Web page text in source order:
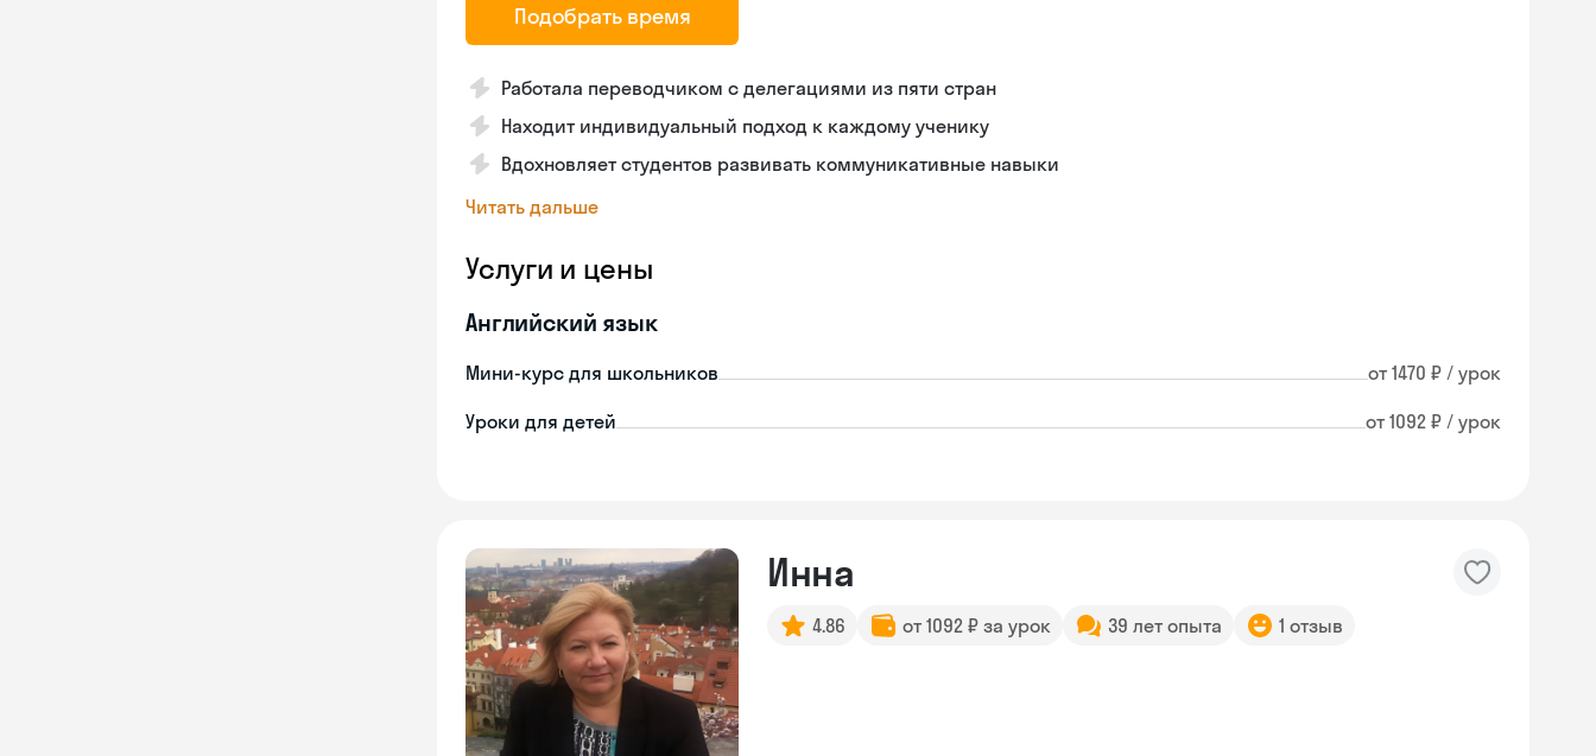
Подобрать время
Работала переводчиком с делегациями из пяти стран
Находит индивидуальный подход к каждому ученику
Вдохновляет студентов развивать коммуникативные навыки
Читать дальше
Услуги и цены
Английский язык
Мини-курс для школьников от 1470 ₽ / урок
Уроки для детей от 1092 ₽ / урок
Инна
4.86 от 1092 ₽ за урок 39 лет опыта 1 отзыв